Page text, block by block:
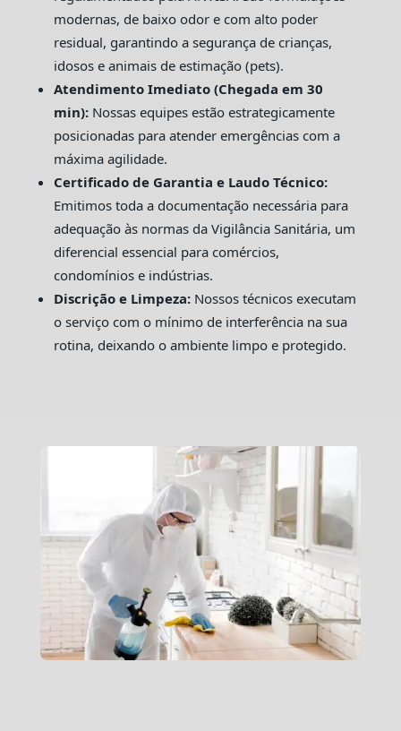
modernas, de baixo odor e com alto poder
residual, garantindo a segurança de crianças,
idosos e animais de estimação (pets).
Atendimento Imediato (Chegada em 30
min):Nossas equipes estão estrategicamente
posicionadas para atender emergências com a
máxima agilidade.
Certificado de Garantia e Laudo Técnico:
Emitimos toda a documentação necessária para
adequação às normas da Vigilância Sanitária, um
diferencial essencial para comércios,
condomínios e indústrias.
Discrição e Limpeza:Nossos técnicos executam
o serviço com o mínimo de interferência na sua
rotina, deixando o ambiente limpo e protegido.